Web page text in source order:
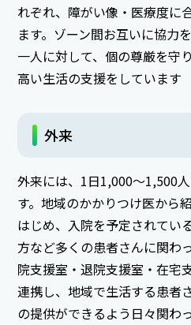
れぞれ、障がい像・医療度に
ます。ゾーン間お互いに協力
一人に対して、個の尊厳を守
高い生活の支援をしています
外来
外来には、1日1,000～1,500
す。地域のかかりつけ医から
はじめ、入院を予定されてい
方など多くの患者さんに関わ
院支援室・退院支援室・在宅
連携し、地域で生活する患者
の提供ができるよう日々関わ